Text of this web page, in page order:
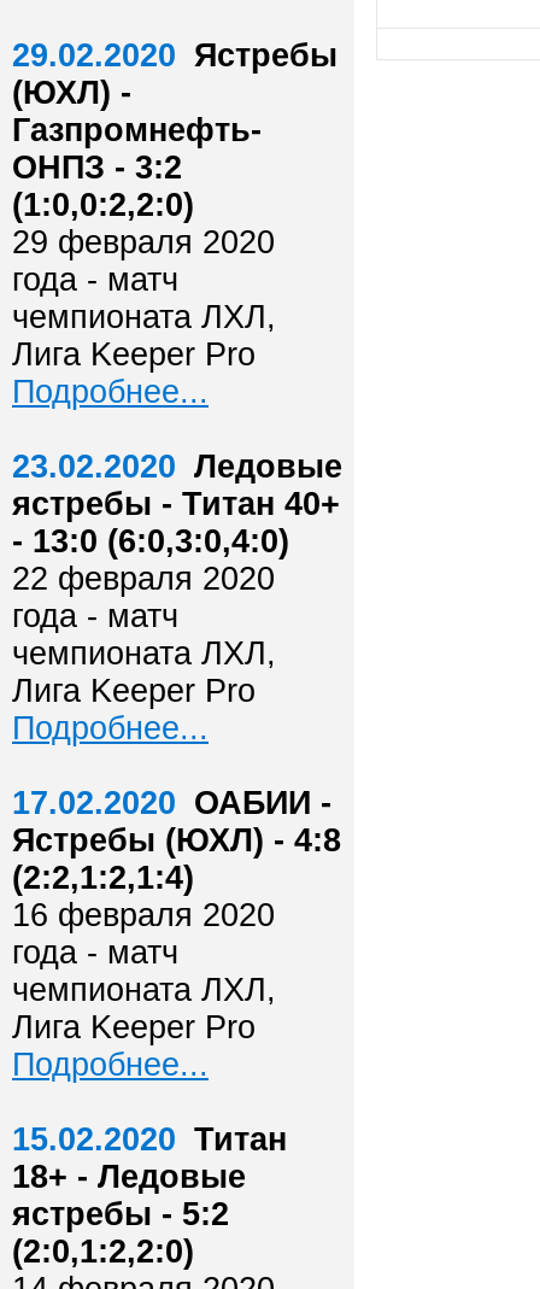
29.02.2020 Ястребы
(ЮХЛ) -
Газпромнефть-
ОНПЗ - 3:2
(1:0,0:2,2:0)
29 февраля 2020
года - матч
чемпионата ЛХЛ,
Лига Keeper Pro
Подробнее...
23.02.2020 Ледовые
ястребы - Титан 40+
- 13:0 (6:0,3:0,4:0)
22 февраля 2020
года - матч
чемпионата ЛХЛ,
Лига Keeper Pro
Подробнее...
17.02.2020 ОАБИИ -
Ястребы (ЮХЛ) - 4:8
(2:2,1:2,1:4)
16 февраля 2020
года - матч
чемпионата ЛХЛ,
Лига Keeper Pro
Подробнее...
15.02.2020 Титан
18+ - Ледовые
ястребы - 5:2
(2:0,1:2,2:0)